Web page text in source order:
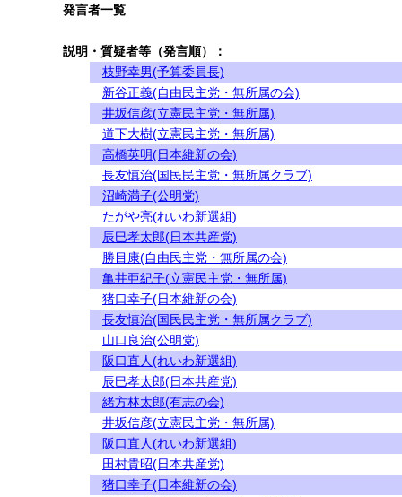
発言者一覧
説明・質疑者等（発言順）：
枝野幸男(予算委員長)
新谷正義(自由民主党・無所属の会)
井坂信彦(立憲民主党・無所属)
道下大樹(立憲民主党・無所属)
高橋英明(日本維新の会)
長友慎治(国民民主党・無所属クラブ)
沼崎満子(公明党)
たがや亮(れいわ新選組)
辰巳孝太郎(日本共産党)
勝目康(自由民主党・無所属の会)
亀井亜紀子(立憲民主党・無所属)
猪口幸子(日本維新の会)
長友慎治(国民民主党・無所属クラブ)
山口良治(公明党)
阪口直人(れいわ新選組)
辰巳孝太郎(日本共産党)
緒方林太郎(有志の会)
井坂信彦(立憲民主党・無所属)
阪口直人(れいわ新選組)
田村貴昭(日本共産党)
猪口幸子(日本維新の会)